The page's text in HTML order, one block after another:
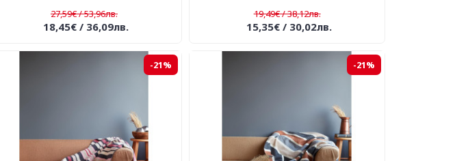
27,59€ / 53,96лв.
18,45€ / 36,09лв.
19,49€ / 38,12лв.
15,35€ / 30,02лв.
-21% -21%